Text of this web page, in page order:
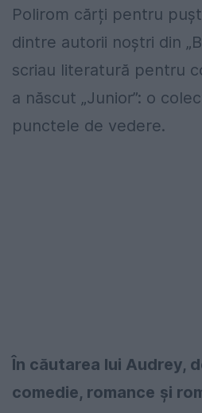
Polirom cărți pentru
dintre autorii noștri din
scriau literatură pentru
a născut „Junior”: o
punctele de vedere.
În căutarea lui Audrey,
comedie, romance şi